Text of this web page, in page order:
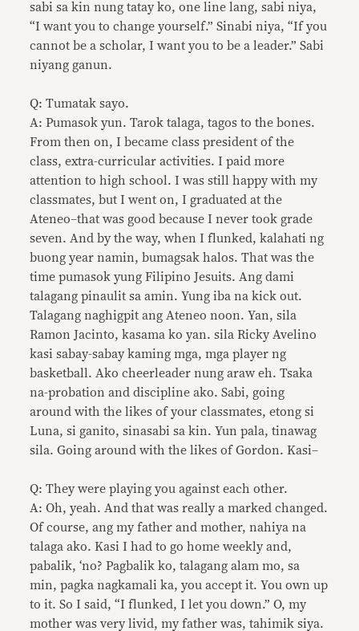
sabi sa kin nung tatay ko, one line lang, sabi niya,
“I want you to change yourself.” Sinabi niya, “If you
cannot be a scholar, I want you to be a leader.” Sabi
niyang ganun.
Q: Tumatak sayo.
A: Pumasok yun. Tarok talaga, tagos to the bones.
From then on, I became class president of the
class, extra-curricular activities. I paid more
attention to high school. I was still happy with my
classmates, but I went on, I graduated at the
Ateneo–that was good because I never took grade
seven. And by the way, when I flunked, kalahati ng
buong year namin, bumagsak halos. That was the
time pumasok yung Filipino Jesuits. Ang dami
talagang pinaulit sa amin. Yung iba na kick out.
Talagang naghigpit ang Ateneo noon. Yan, sila
Ramon Jacinto, kasama ko yan. sila Ricky Avelino
kasi sabay-sabay kaming mga, mga player ng
basketball. Ako cheerleader nung araw eh. Tsaka
na-probation and discipline ako. Sabi, going
around with the likes of your classmates, etong si
Luna, si ganito, sinasabi sa kin. Yun pala, tinawag
sila. Going around with the likes of Gordon. Kasi–
Q: They were playing you against each other.
A: Oh, yeah. And that was really a marked changed.
Of course, ang my father and mother, nahiya na
talaga ako. Kasi I had to go home weekly and,
pabalik, ‘no? Pagbalik ko, talagang alam mo, sa
min, pagka nagkamali ka, you accept it. You own up
to it. So I said, “I flunked, I let you down.” O, my
mother was very livid, my father was, tahimik siya.